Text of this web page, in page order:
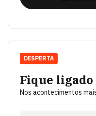
Fique ligado
Nos acontecimentos
DESPERTA